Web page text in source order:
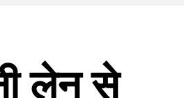
लेन से